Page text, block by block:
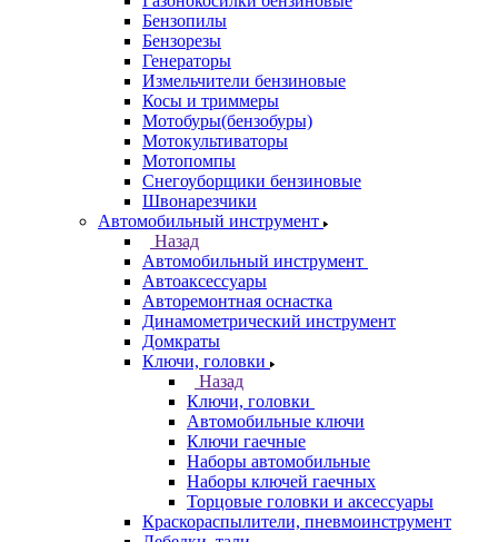
Бензопилы
Бензорезы
Генераторы
Измельчители бензиновые
Косы и триммеры
Мотобуры(бензобуры)
Мотокультиваторы
Мотопомпы
Снегоуборщики бензиновые
Швонарезчики
Автомобильный инструмент
Назад
Автомобильный инструмент
Автоаксессуары
Авторемонтная оснастка
Динамометрический инструмент
Домкраты
Ключи, головки
Назад
Ключи, головки
Автомобильные ключи
Ключи гаечные
Наборы автомобильные
Наборы ключей гаечных
Торцовые головки и аксессуары
Краскораспылители, пневмоинструмент